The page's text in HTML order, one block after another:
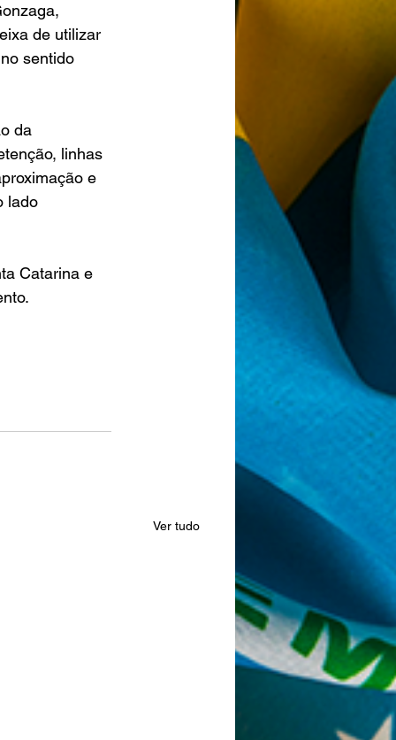
de utilizar
sentido
da
linhas
e
lado
Catarina e
Ver tudo